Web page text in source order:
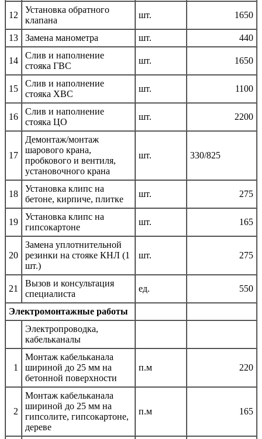
12
Установка обратного
клапана
шт. 1650
13 Замена манометра шт. 440
14
Слив и наполнение
стояка ГВС
шт. 1650
15
Слив и наполнение
стояка ХВС
шт. 1100
16
Слив и наполнение
стояка ЦО
шт. 2200
17
Демонтаж/монтаж
шарового крана,
пробкового и вентиля,
установочного крана
шт. 330/825
18
Установка клипс на
бетоне, кирпиче, плитке
шт. 275
19
Установка клипс на
гипсокартоне
шт. 165
20
Замена уплотнительной
резинки на стояке КНЛ (1
шт.)
шт. 275
21
Вызов и консультация
специалиста
ед. 550
Электромонтажные работы
Электропроводка,
кабельканалы
1
Монтаж кабельканала
шириной до 25 мм на
бетонной поверхности
п.м 220
2
Монтаж кабельканала
шириной до 25 мм на
гипсолите, гипсокартоне,
дереве
п.м 165